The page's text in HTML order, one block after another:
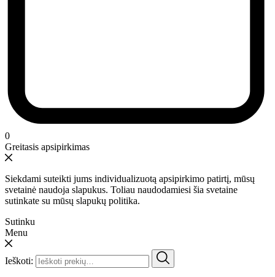
0
Greitasis apsipirkimas
Siekdami suteikti jums individualizuotą apsipirkimo patirtį, mūsų
svetainė naudoja slapukus. Toliau naudodamiesi šia svetaine
sutinkate su mūsų slapukų politika.
Sutinku
Menu
Ieškoti: